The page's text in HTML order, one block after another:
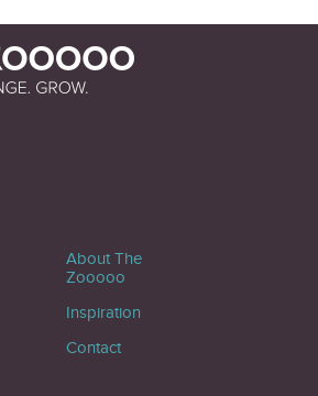
About The
Zooooo
Inspiration
Contact